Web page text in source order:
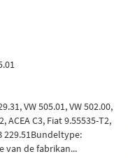
VW 505.01, VW 502.00,
ACEA C3, Fiat 9.55535-T2,
229.51Bundeltype:
van de fabrikan...